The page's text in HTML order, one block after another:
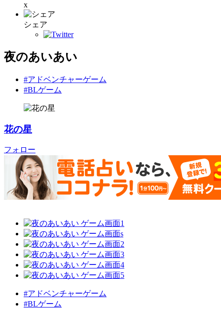
x
シェア
夜のあいあい
#アドベンチャーゲーム
#BLゲーム
花の星
フォロー
#アドベンチャーゲーム
#BLゲーム